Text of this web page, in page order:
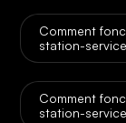
Comment
station-
Comment
station-